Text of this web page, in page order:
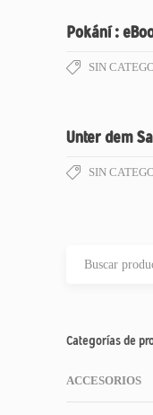
Pokání :
SIN
Unter dem
SIN
Categorías de
ACCESORIOS